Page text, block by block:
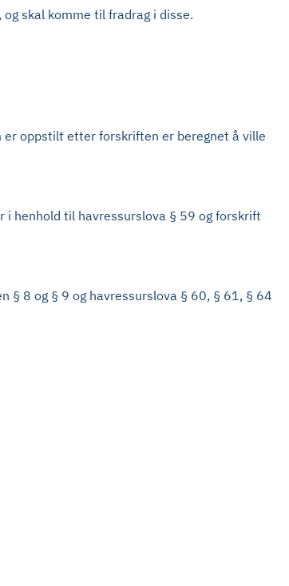
skal komme til fradrag i disse.
oppstilt etter forskriften er beregnet å ville
henhold til havressurslova § 59 og forskrift
8 og § 9 og havressurslova § 60, § 61, § 64